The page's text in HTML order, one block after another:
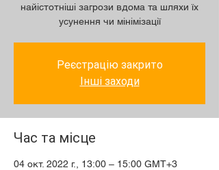
найістотніші загрози вдома та шляхи їх
усунення чи мінімізації
Реєстрацію закрито
Інші заходи
Час та місце
04 окт. 2022 г., 13:00 – 15:00 GMT+3